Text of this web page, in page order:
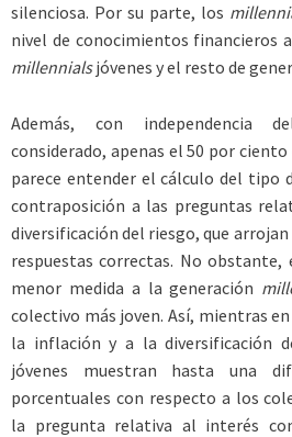
silenciosa. Por su parte, los
nivel de conocimientos financieros
millennialsjóvenes y el resto de
Además, con independencia
considerado, apenas el 50 por
parece entender el cálculo del tipo
contraposición a las preguntas
diversificación del riesgo, que
respuestas correctas. No
menor medida a la generación
colectivo más joven. Así, mientras
la inflación y a la diversificación
jóvenes muestran hasta una
porcentuales con respecto a los
la pregunta relativa al interés